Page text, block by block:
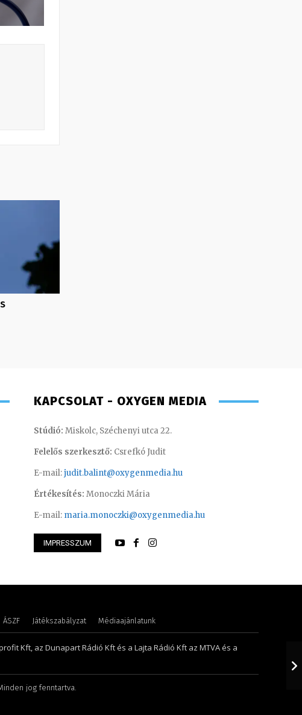
Molek Csongor – műsorvezető
KAPCSOLAT - OXYGEN MEDIA
Stúdió: Miskolc, Széchenyi utca 22.
Felelős szerkesztő: Csrefkó Judit
E-mail:judit.balint@oxygenmedia.hu
Értékesítés: Monoczki Mária
E-mail: maria.monoczki@oxygenmedia.hu
IMPRESSZUM
ÁSZF Játékszabályzat Médiaajánlatunk
Kft, az Dunapart Rádió Kft és a Lajta Rádió Kft az MTVA és a
jog fenntartva.